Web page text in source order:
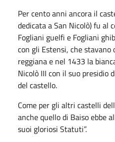
Per cento anni ancora il
dedicata a San Nicolò) fu al
Fogliani guelfi e Fogliani
con gli Estensi, che stavano
reggiana e nel 1433 la
Nicolò III con il suo presidio
del castello.
Come per gli altri castelli
anche quello di Baiso ebbe
suoi gloriosi Statuti”.